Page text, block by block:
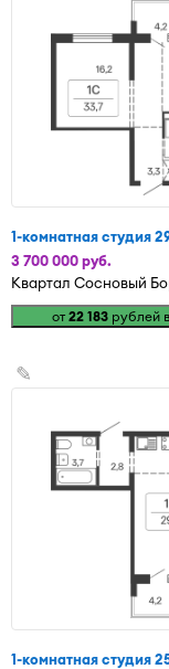
1-комнатная студия
3 700 000 руб.
Квартал Сосновый
от 22 183рублей
✎
1-комнатная студия